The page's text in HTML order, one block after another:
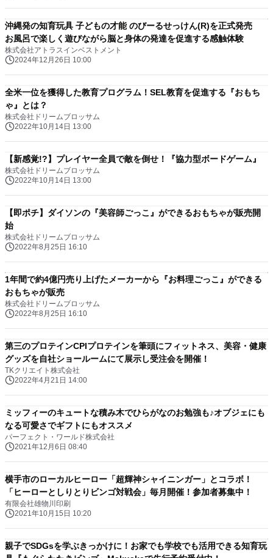
沖縄発の知育玩具 子どもの才能 のびーるせっけん(R)を正式発売
お風呂で楽しく遊びながら脳と身体の発達を促進する感触体験
株式会社アトラスインベストメント
2024年12月26日 10:00
全米一位を獲得した教育プログラム！SEL教育を促進する『おもち
ゃ』とは？
株式会社ドリームブロッサム
2022年10月14日 13:00
【新感覚!?】プレイヤー全員で敵を倒せ！『協力型ボードゲーム』
株式会社ドリームブロッサム
2022年10月14日 13:00
【即ポチ】ダイソンの『美容師ごっこ』ができるおもちゃが販売開
始
株式会社ドリームブロッサム
2022年8月25日 16:10
1年間で約4億円売り上げたメーカーから『お料理ごっこ』ができる
おもちゃが販売
株式会社ドリームブロッサム
2022年8月25日 16:10
第三のプロテインCPIプロテインを筆頭にフィットネス、美容・健康
グッズを自社ショールームにて展示し受注会を開催！
TKクリエイト株式会社
2022年4月21日 14:00
ミッフィーのキュートな積み木でひらがなのお勉強も♪オブジェにも
なる可愛さでギフトにもオススメ
パーフェクト・ワールド株式会社
2021年12月6日 08:40
横手市のローカルヒーロー「超輝神シャイニンガー」とコラボ！
「ヒーローとしりとりビンゴ対戦会」毎月開催！参加者募集中！
有限会社雄物川印刷
2021年10月15日 10:20
親子でSDGsを学ぶきっかけに！お家でも学校でも活用できる知育玩